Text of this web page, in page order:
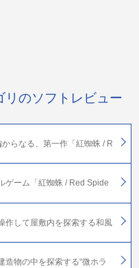
リのソフトレビュー
らなる、第一作「紅蜘蛛 / R
ゲーム「紅蜘蛛 / Red Spide
作して屋敷内を探索する和風
物の中を探索する“微ホラ